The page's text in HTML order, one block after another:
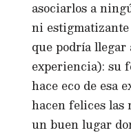
asociarlos a
ni estigmatizante
que podría llegar
experiencia): su
hace eco de esa
hacen felices las
un buen lugar